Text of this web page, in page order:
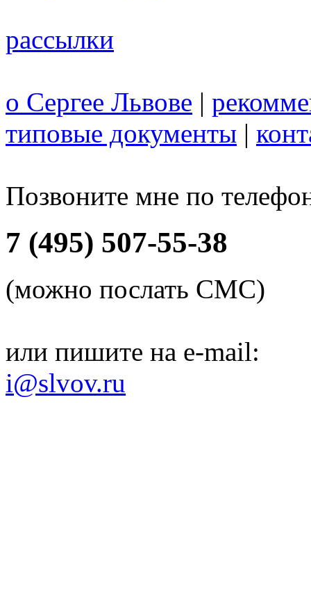
рассылки
о Сергее Львове |
типовые документы |
Позвоните мне по
7 (495) 507-55-38
(можно послать СМС)
или пишите на e-mail:
i@slvov.ru